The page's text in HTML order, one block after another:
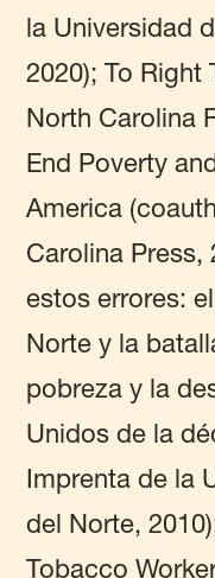
la Universidad
2020); To Right
North Carolina
End Poverty
America
Carolina Press,
estos errores:
Norte y la
pobreza y la
Unidos de la
Imprenta de la
del Norte,
Tobacco